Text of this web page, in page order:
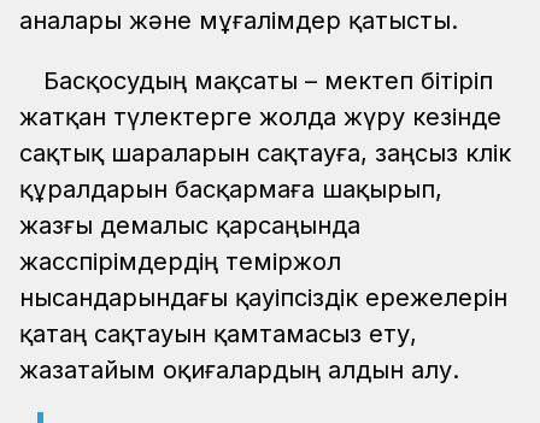
аналары және мұғалімдер қатысты.
Басқосудың мақсаты – мектеп бітіріп
жатқан түлектерге жолда жүру кезінде
сақтық шараларын сақтауға, заңсыз көлік
құралдарын басқармаға шақырып,
жазғы демалыс қарсаңында
жасөспірімдердің теміржол
нысандарындағы қауіпсіздік ережелерін
қатаң сақтауын қамтамасыз ету,
жазатайым оқиғалардың алдын алу.